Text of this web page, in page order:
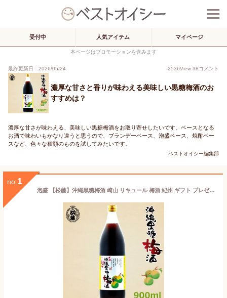
受付中 人気アイテム マイページ
本ページはプロモーションを含みます
最終更新日：2026/05/24 2536View 38コメント
濃厚な甘さと香りが味わえる美味しい黒糖梅酒のお
すすめは？
濃厚な甘さが味わえる、美味しい黒糖梅酒をお取り寄せしたいです。ベースとなる
お酒で味わいもかなり違うと思うので、ブランデーベース、泡盛ベース、焼酎ベー
スなど、色々な種類のものを試してみたいです。
ベストオイシー編集部
no. 1
泡盛 【松藤】沖縄黒糖梅酒 崎山 リキュール 梅酒 紀州 ギフト プレゼント 敬老の日